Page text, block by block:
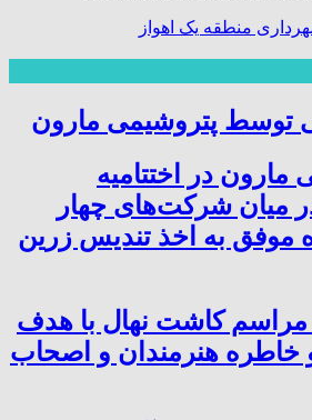
منطقه یک اهواز
توسط پتروشیمی مارون
در اختتامیه
میان شرکت‌های چهار
موفق به اخذ تندیس زرین
کاشت نهال با هدف
خاطره هنرمندان و اصحاب